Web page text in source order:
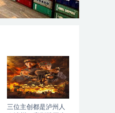
三位主创都是泸州人